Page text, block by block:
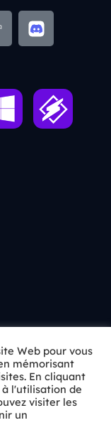
réservés.
Web pour vous
mémorisant
En cliquant
à l'utilisation de
visiter les
un